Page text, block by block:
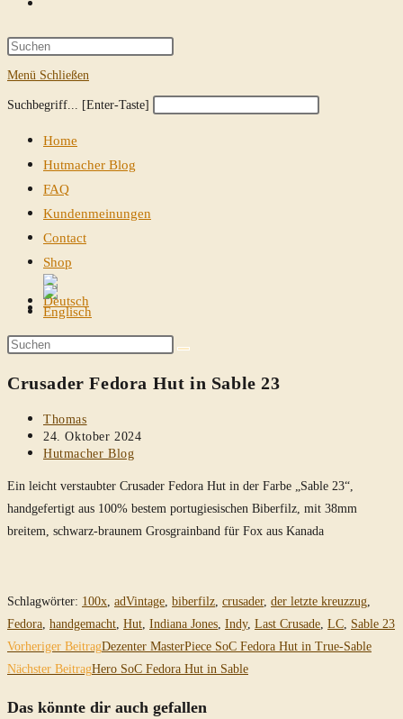
Suche
umschalten
Press
close
Menü Schließen
Diese
durchsuchen
Suchbegriff... [Enter-Taste]
Press
Home
Hutmacher Blog
FAQ
Kundenmeinungen
Contact
Shop
Website-
Suche
umschalten
Diese
durchsuchen
Crusader Fedora Hut in Sable 23
Beitrags-
Autor:
Thomas
Beitrag
veröffentlicht:
24. Oktober 2024
Beitrags-
Hutmacher Blog
Ein leicht verstaubter Crusader Fedora Hut in der Farbe „Sable 23“,
handgefertigt aus 100% bestem portugiesischen Biberfilz, mit 38mm
breitem, schwarz-braunem Grosgrainband für Fox aus Kanada
Schlagwörter: 100x, adVintage, biberfilz, crusader, der letzte kreuzzug,
Fedora, handgemacht, Hut, Indiana Jones, Indy, Last Crusade, LC, Sable 23
Weitere
Artikel
ansehen
Vorheriger BeitragDezenter MasterPiece SoC Fedora Hut in True-Sable
Nächster BeitragHero SoC Fedora Hut in Sable
Das könnte dir auch gefallen